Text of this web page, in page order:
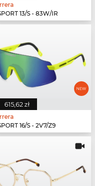
13/S - 83W/IR
615,62 zł
16/S - 2V7/Z9